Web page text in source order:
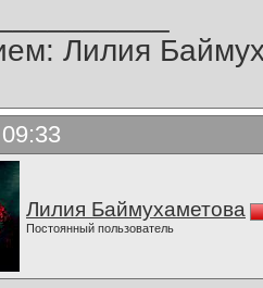
Лилия
Лилия Баймухаметова
Постоянный пользователь